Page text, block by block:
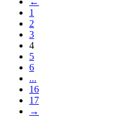
1
2
3
4
5
6
...
16
17
→